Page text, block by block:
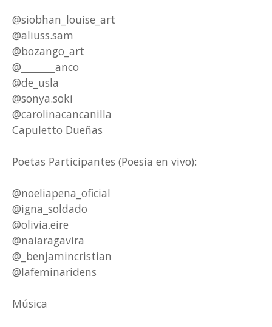
@siobhan_louise_art
@aliuss.sam
@bozango_art
@_______anco
@de_usla
@sonya.soki
@carolinacancanilla
Capuletto Dueñas
Poetas Participantes (Poesia en vivo):
@noeliapena_oficial
@igna_soldado
@olivia.eire
@naiaragavira
@_benjamincristian
@lafeminaridens
Música